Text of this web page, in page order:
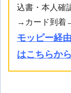
込書・本人確
→カード到着
モッピー経
はこちらから